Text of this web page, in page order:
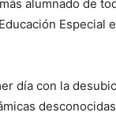
alumnado de
día con la